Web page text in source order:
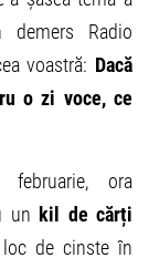
demers Radio
voastră: Dacă
o zi voce, ce
ora
un kil de cărți
de cinste în